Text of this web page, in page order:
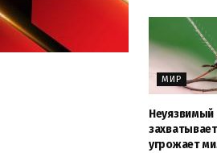
МИР
угрожает